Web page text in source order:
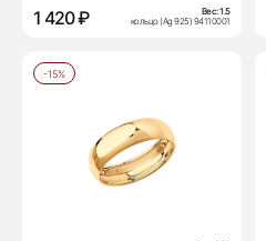
1 420 ₽ Вес:1.5
кольцо (Ag 925) 94110001
-15%